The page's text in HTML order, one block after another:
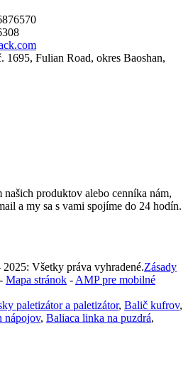
1695, Fulian Road, okres Baoshan,
produktov alebo cenníka nám,
a my sa s vami spojíme do 24 hodín.
Všetky práva vyhradené.Zásady
- Mapa stránok - AMP pre mobilné
paletizátor a paletizátor, Balič kufrov,
nápojov, Baliaca linka na puzdrá,